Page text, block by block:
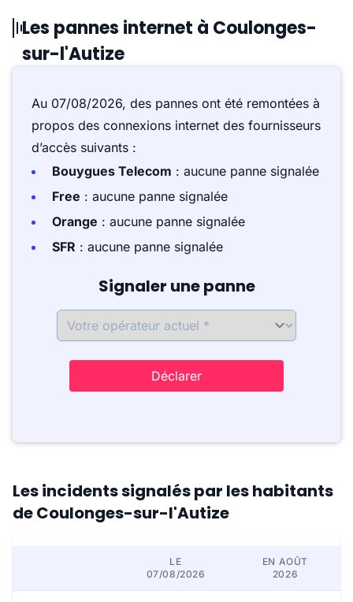
Les pannes internet à Coulonges-
sur-l'Autize
Au 07/08/2026, des pannes ont été remontées à
propos des connexions internet des fournisseurs
d’accès suivants :
Bouygues Telecom : aucune panne signalée
Free : aucune panne signalée
Orange : aucune panne signalée
SFR : aucune panne signalée
Signaler une panne
Déclarer
Les incidents signalés par les habitants
de Coulonges-sur-l'Autize
LE
07/08/2026
EN AOÛT
2026